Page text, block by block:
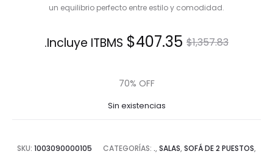
un equilibrio perfecto entre estilo y comodidad.
$1,357.83
El
original
$407.35
El
actual
Incluye ITBMS.
70% OFF
Sin existencias
SKU: 1003090000105 CATEGORÍAS: ., SALAS, SOFÁ DE 2 PUESTOS,